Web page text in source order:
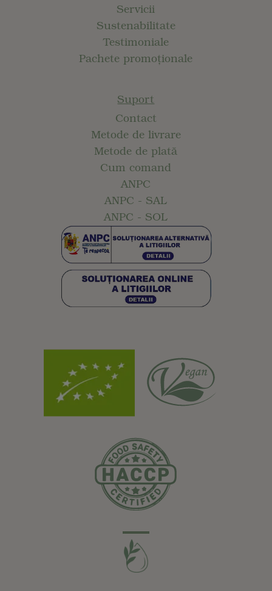
Servicii
Sustenabilitate
Testimoniale
Pachete promoționale
Suport
Contact
Metode de livrare
Metode de plată
Cum comand
ANPC
ANPC - SAL
ANPC - SOL